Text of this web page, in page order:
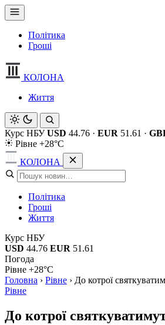
Політика
Гроші
КОЛОНА
Життя
Курс НБУ USD 44.76 · EUR 51.61 ·
Рівне +28°C
КОЛОНА
Політика
Гроші
Життя
Курс НБУ
USD 44.76 EUR 51.61
Погода
Рівне +28°C
Головна › Рівне › До котрої
Рівне
До котрої